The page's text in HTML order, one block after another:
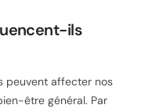
ils
peuvent affecter nos
être général. Par